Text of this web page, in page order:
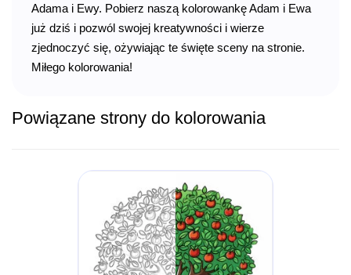
Adama i Ewy. Pobierz naszą kolorowankę Adam i Ewa
już dziś i pozwól swojej kreatywności i wierze
zjednoczyć się, ożywiając te święte sceny na stronie.
Miłego kolorowania!
Powiązane strony do kolorowania